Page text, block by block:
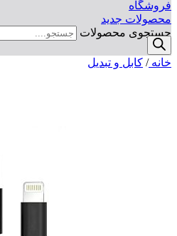
فروشگاه
محصولات جدید
جستجوی محصولات
خانه/ کابل و تبدیل